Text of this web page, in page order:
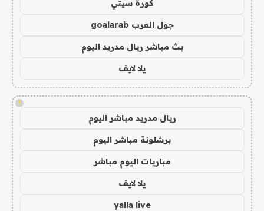
كورة سيتي
جول العرب goalarab
بث مباشر ريال مدريد اليوم
يلا لايف
!
ريال مدريد مباشر اليوم
برشلونة مباشر اليوم
مباريات اليوم مباشر
يلا لايف
yalla live